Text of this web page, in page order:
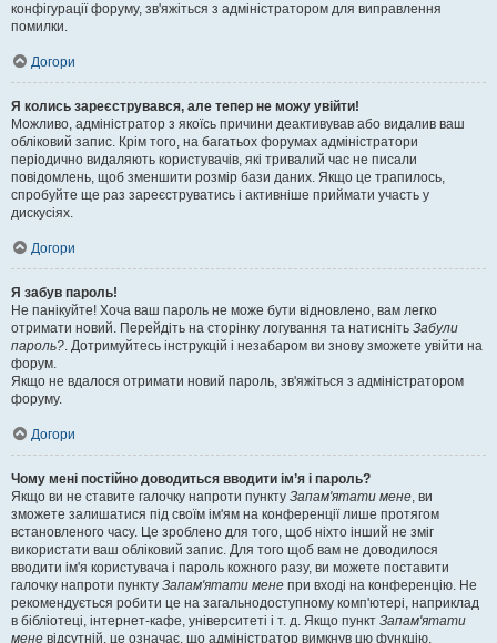
конфігурації форуму, зв'яжіться з адміністратором для виправлення
помилки.
Догори
Я колись зареєструвався, але тепер не можу увійти!
Можливо, адміністратор з якоїсь причини деактивував або видалив ваш
обліковий запис. Крім того, на багатьох форумах адміністратори
періодично видаляють користувачів, які тривалий час не писали
повідомлень, щоб зменшити розмір бази даних. Якщо це трапилось,
спробуйте ще раз зареєструватись і активніше приймати участь у
дискусіях.
Догори
Я забув пароль!
Не панікуйте! Хоча ваш пароль не може бути відновлено, вам легко
отримати новий. Перейдіть на сторінку логування та натисніть Забули
пароль?. Дотримуйтесь інструкцій і незабаром ви знову зможете увійти на
форум.
Якщо не вдалося отримати новий пароль, зв'яжіться з адміністратором
форуму.
Догори
Чому мені постійно доводиться вводити ім’я і пароль?
Якщо ви не ставите галочку напроти пункту Запам'ятати мене, ви
зможете залишатися під своїм ім'ям на конференції лише протягом
встановленого часу. Це зроблено для того, щоб ніхто інший не зміг
використати ваш обліковий запис. Для того щоб вам не доводилося
вводити ім'я користувача і пароль кожного разу, ви можете поставити
галочку напроти пункту Запам'ятати мене при вході на конференцію. Не
рекомендується робити це на загальнодоступному комп'ютері, наприклад
в бібліотеці, інтернет-кафе, університеті і т. д. Якщо пункт Запам'ятати
мене відсутній, це означає, що адміністратор вимкнув цю функцію.